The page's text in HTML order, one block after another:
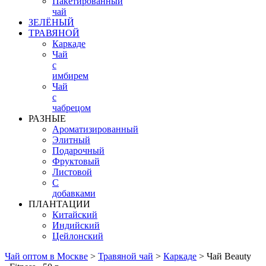
чай
ЗЕЛЁНЫЙ
ТРАВЯНОЙ
Каркаде
Чай
с
имбирем
Чай
с
чабрецом
РАЗНЫЕ
Ароматизированный
Элитный
Подарочный
Фруктовый
Листовой
С
добавками
ПЛАНТАЦИИ
Китайский
Индийский
Цейлонский
Чай оптом в Москве > Травяной чай > Каркаде > Чай Beauty